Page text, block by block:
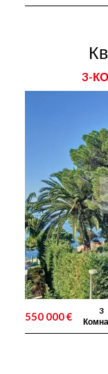
3-
550 000 €
3